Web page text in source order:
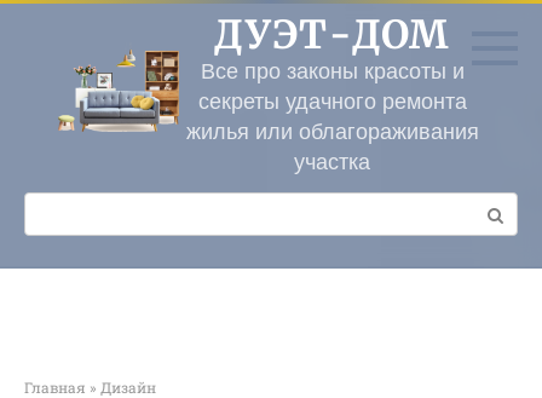
Перейти
контенту
ДУЭТ-ДОМ
Все про законы красоты и
секреты удачного ремонта
жилья или облагораживания
участка
Поиск:
Главная » Дизайн